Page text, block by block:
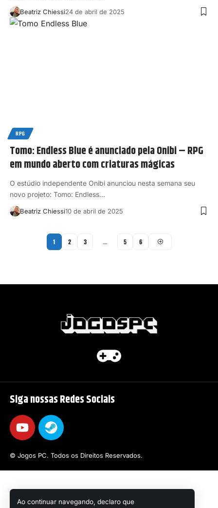
Ao continuar navegando, declaro que
Beatriz Chiessi24 de abril de 2025
RPG
Tomo: Endless Blue é anunciado pela Onibi – RPG
em mundo aberto com criaturas mágicas
O estúdio independente Onibi anunciou nesta semana seu
novo projeto: Tomo: Endless…
Beatriz Chiessi10 de abril de 2025
1 2 3 … 5 6
Siga nossas Redes Sociais
© Jogos PC. Todos os Direitos Reservados.